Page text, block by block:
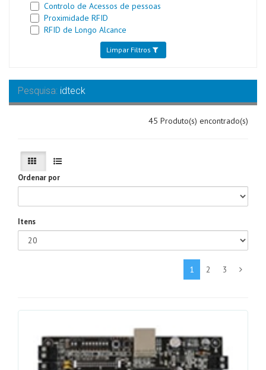
Controlo de Acessos de pessoas
Proximidade RFID
RFID de Longo Alcance
Limpar Filtros
Pesquisa: idteck
45 Produto(s) encontrado(s)
Ordenar por
Itens
1 2 3